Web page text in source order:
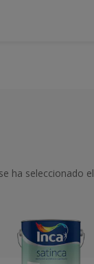
ha seleccionado